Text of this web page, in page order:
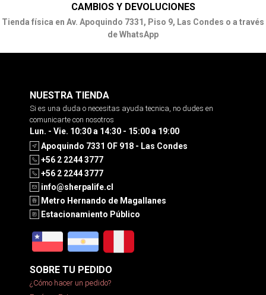
CAMBIOS Y DEVOLUCIONES
Tienda física en Av. Apoquindo 7331, Piso 9, Las Condes o a través
de WhatsApp
NUESTRA TIENDA
Si es una duda o necesitas ayuda tecnica, no dudes en
comunicarte con nosotros
Lun. - Vie. 10:30 a 14:30 - 15:00 a 19:00
Apoquindo 7331 OF 918 - Las Condes
+56 2 2244 3777
+56 2 2244 3777
info@sherpalife.cl
Metro Hernando de Magallanes
Estacionamiento Público
SOBRE TU PEDIDO
¿Cómo hacer un pedido?